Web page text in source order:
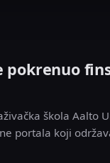
pokrenuo
škola Aalto
portala koji